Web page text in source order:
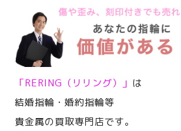
「RERING（リリング）」 は
結婚指輪・婚約指輪等
貴金属の買取専門店です。